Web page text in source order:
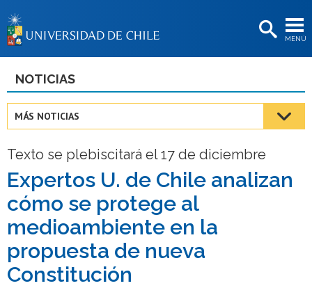
MENÚ
BIBLIOTECAS
Estudiantes
Académicas/os
Funcionarias/os
Egresadas/os
NOTICIAS
MÁS NOTICIAS
Texto se plebiscitará el 17 de diciembre
Expertos U. de Chile analizan
cómo se protege al
medioambiente en la
propuesta de nueva
Constitución